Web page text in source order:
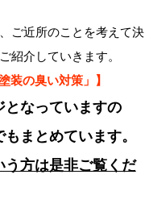
ご近所のことを考えて決
紹介していきます。
装の臭い対策」】
となっていますの
まとめています。
う方は是非ご覧くだ